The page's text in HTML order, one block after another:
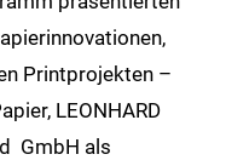
Printprojekten –
LEONHARD
GmbH als